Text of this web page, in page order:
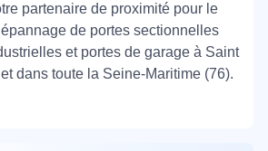
partenaire de proximité pour le
de portes sectionnelles
et portes de garage à Saint
dans toute la Seine-Maritime (76).